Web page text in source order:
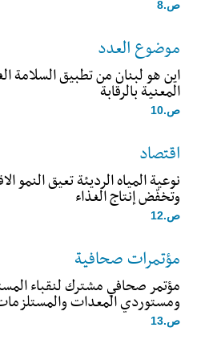
ص.8
موضوع العدد
اين هو لبنان من تطبيق السلامة
المعنية بالرقابة
ص.10
اقتصاد
نوعية المياه الرديئة تعيق
وتخفّض إنتاج الغذاء
ص.12
مؤتمرات صحافية
مؤتمر صحافي مشترك لنقباء
ومستوردي المعدات
ص.13